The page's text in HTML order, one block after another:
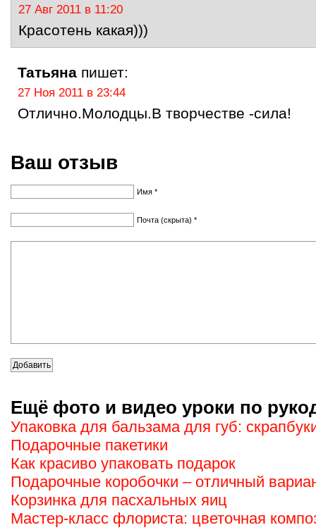
27 Авг 2011 в 11:20
Красотень какая)))
Татьяна пишет:
27 Ноя 2011 в 23:44
Отлично.Молодцы.В творчестве -сила!
Ваш отзыв
Имя *
Почта (скрыта) *
Ещё фото и видео уроки по
Упаковка для бальзама для губ:
Подарочные пакетики
Как красиво упаковать подарок
Подарочные коробочки – отличный
Корзинка для пасхальных яиц
Мастер-класс флориста: цветочная